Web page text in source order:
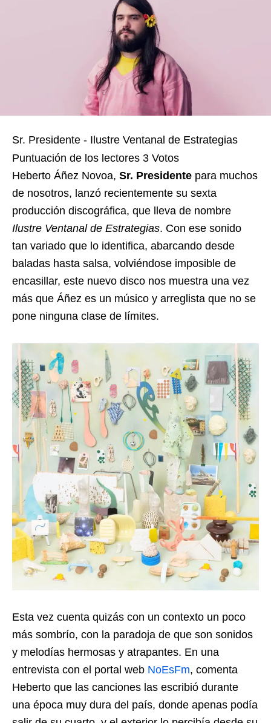
Sr. Presidente - Ilustre Ventanal de Estrategias
Puntuación de los lectores 3 Votos
Heberto Áñez Novoa, Sr. Presidente para muchos
de nosotros, lanzó recientemente su sexta
producción discográfica, que lleva de nombre
Ilustre Ventanal de Estrategias. Con ese sonido
tan variado que lo identifica, abarcando desde
baladas hasta salsa, volviéndose imposible de
encasillar, este nuevo disco nos muestra una vez
más que Áñez es un músico y arreglista que no se
pone ninguna clase de límites.
Esta vez cuenta quizás con un contexto un poco
más sombrío, con la paradoja de que son sonidos
y melodías hermosas y atrapantes. En una
entrevista con el portal web NoEsFm, comenta
Heberto que las canciones las escribió durante
una época muy dura del país, donde apenas podía